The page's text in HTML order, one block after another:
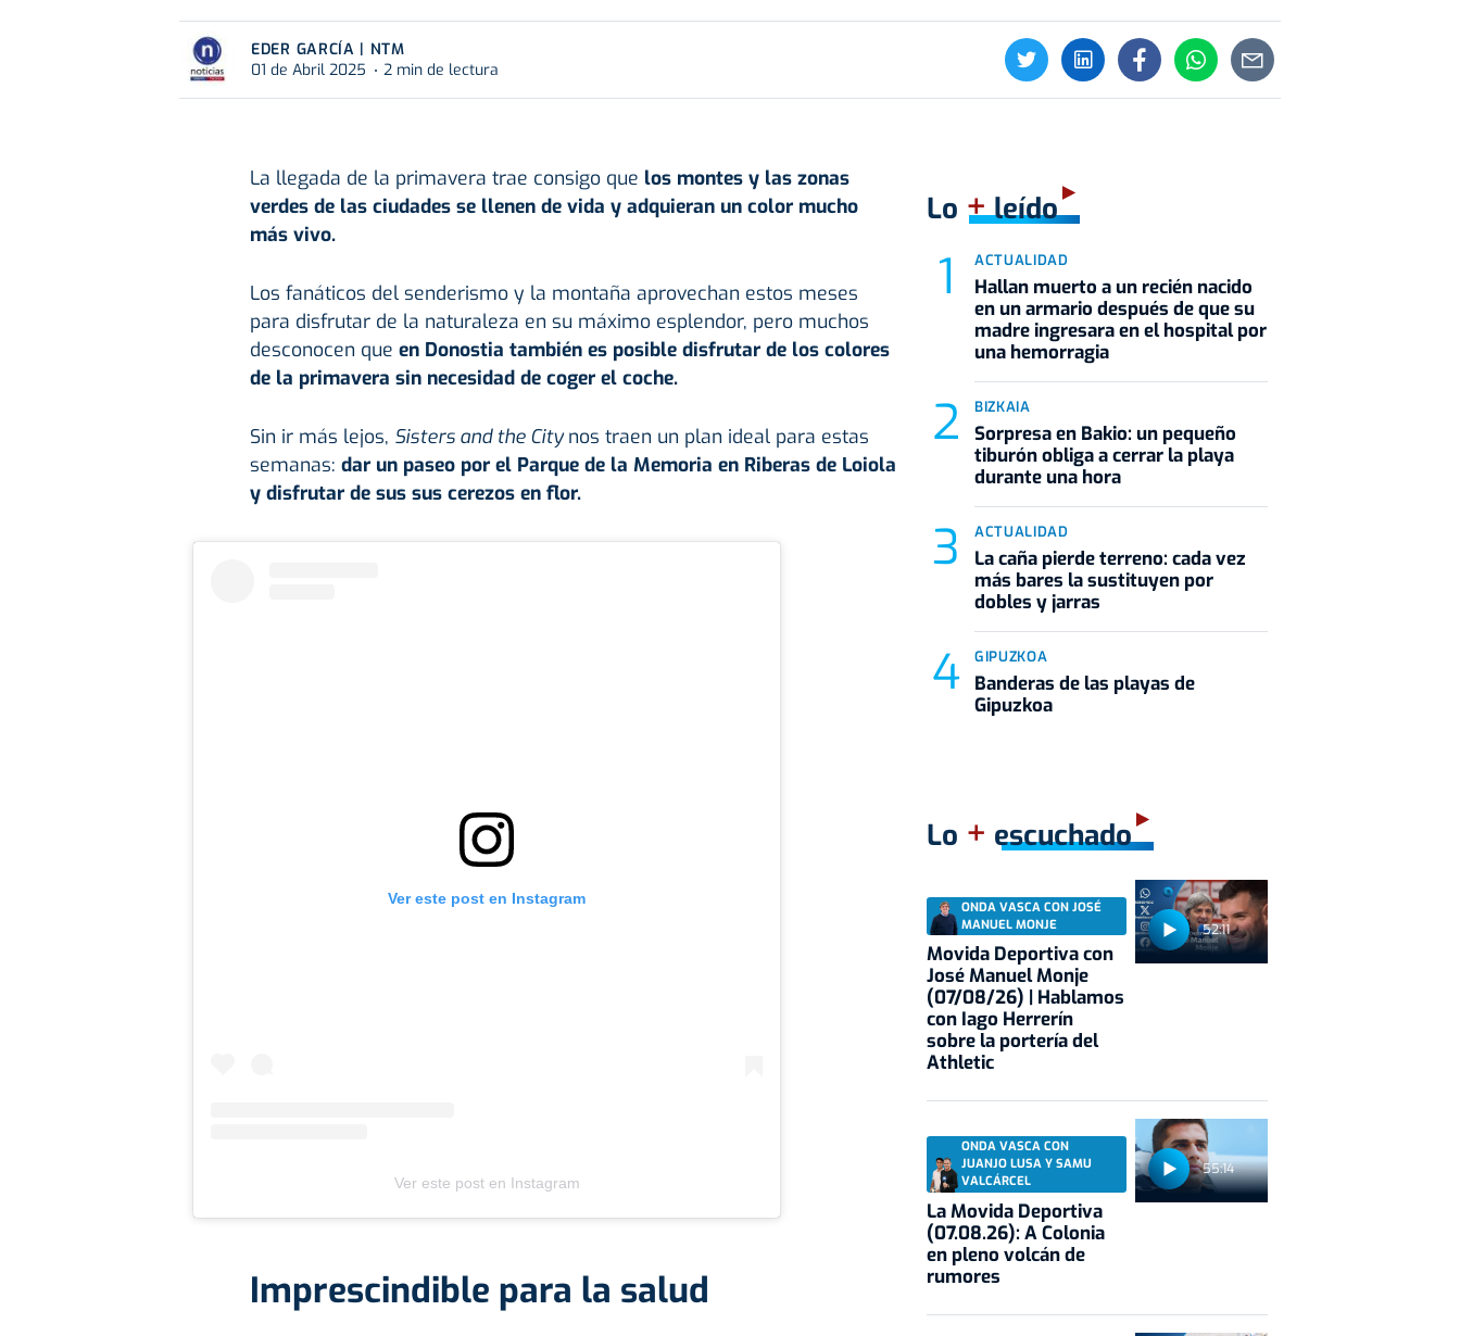
EDER GARCÍA | NTM
01 de Abril 2025
2 min de lectura
La llegada de la primavera trae consigo que los montes y las zonas
verdes de las ciudades se llenen de vida y adquieran un color mucho
más vivo.
Los fanáticos del senderismo y la montaña aprovechan estos meses
para disfrutar de la naturaleza en su máximo esplendor, pero muchos
desconocen que en Donostia también es posible disfrutar de los colores
de la primavera sin necesidad de coger el coche.
Sin ir más lejos, Sisters and the City nos traen un plan ideal para estas
semanas: dar un paseo por el Parque de la Memoria en Riberas de Loiola
y disfrutar de sus sus cerezos en flor.
Ver este post en Instagram
Ver este post en Instagram
Imprescindible para la salud
Lo +leído
ACTUALIDAD
Hallan muerto a un recién nacido
en un armario después de que su
madre ingresara en el hospital por
una hemorragia
BIZKAIA
Sorpresa en Bakio: un pequeño
tiburón obliga a cerrar la playa
durante una hora
ACTUALIDAD
La caña pierde terreno: cada vez
más bares la sustituyen por
dobles y jarras
GIPUZKOA
Banderas de las playas de
Gipuzkoa
Lo + escuchado
52:11
ONDA VASCA CON JOSÉ
MANUEL MONJE
Movida Deportiva con
José Manuel Monje
(07/08/26) | Hablamos
con Iago Herrerín
sobre la portería del
Athletic
55:14
ONDA VASCA CON
JUANJO LUSA Y SAMU
VALCÁRCEL
La Movida Deportiva
(07.08.26): A Colonia
en pleno volcán de
rumores